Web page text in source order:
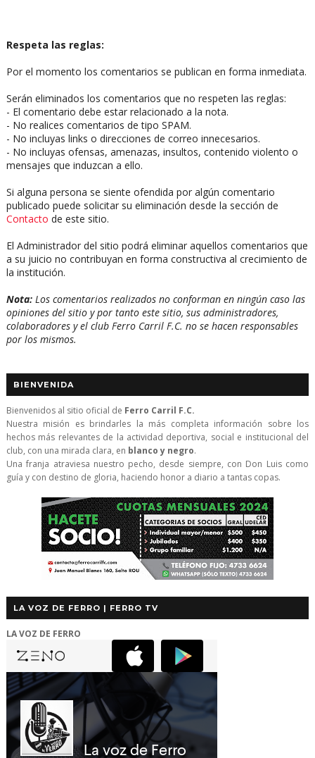
Respeta las reglas:
Por el momento los comentarios se publican en forma inmediata.
Serán eliminados los comentarios que no respeten las reglas:
- El comentario debe estar relacionado a la nota.
- No realices comentarios de tipo SPAM.
- No incluyas links o direcciones de correo innecesarios.
- No incluyas ofensas, amenazas, insultos, contenido violento o
mensajes que induzcan a ello.
Si alguna persona se siente ofendida por algún comentario
publicado puede solicitar su eliminación desde la sección de
Contacto de este sitio.
El Administrador del sitio podrá eliminar aquellos comentarios que
a su juicio no contribuyan en forma constructiva al crecimiento de
la institución.
Nota:Los comentarios realizados no conforman en ningún caso las
opiniones del sitio y por tanto este sitio, sus administradores,
colaboradores y el club Ferro Carril F.C. no se hacen responsables
por los mismos.
BIENVENIDA
Bienvenidos al sitio oficial de Ferro Carril F.C.
Nuestra misión es brindarles la más completa información sobre los
hechos más relevantes de la actividad deportiva, social e institucional del
club, con una mirada clara, en blanco y negro.
Una franja atraviesa nuestro pecho, desde siempre, con Don Luis como
guía y con destino de gloria, haciendo honor a diario a tantas copas.
LA VOZ DE FERRO | FERRO TV
LA VOZ DE FERRO